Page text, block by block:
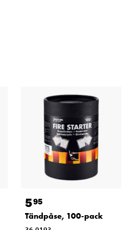
595
Tändpåse, 100-pack